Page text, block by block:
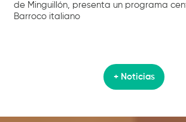
de Minguillón, presenta un programa
Barroco italiano
+ Noticias